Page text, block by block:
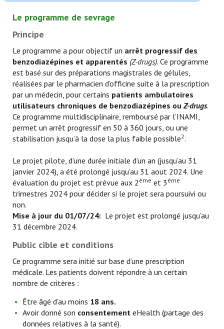
Le programme de sevrage
Principe
Le programme a pour objectif un arrêt progressif des
benzodiazépines et apparentés (Z-drugs). Ce programme
est basé sur des préparations magistrales de gélules,
réalisées par le pharmacien d’officine suite à la prescription
par un médecin, pour certains patients ambulatoires
utilisateurs chroniques de benzodiazépines ou Z-drugs.
Ce programme multidisciplinaire, remboursé par l’INAMI,
permet un arrêt progressif en 50 à 360 jours, ou une
stabilisation jusqu’à la dose la plus faible possible2.
Le projet pilote, d’une durée initiale d’un an (jusqu’au 31
janvier 2024), a été prolongé jusqu’au 31 aout 2024. Une
évaluation du projet est prévue aux 2 ème et 3 ème
trimestres 2024 pour décider si le projet sera poursuivi ou
non.
Mise à jour du 01/07/24: Le projet est prolongé jusqu’au
31 décembre 2024.
Public cible et conditions
Ce programme sera initié sur base d’une prescription
médicale. Les patients doivent répondre à un certain
nombre de critères :
Être âgé d’au moins 18 ans.
Avoir donné son consentement eHealth (partage des
données relatives à la santé).